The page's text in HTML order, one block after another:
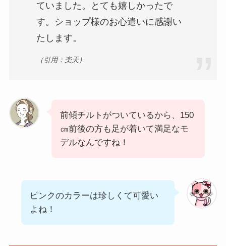
ていました。とても嬉しかったで
す。ショップ様のお心遣いに感謝い
たします。
（引用：楽天）
前傾チルトがついているから、150
㎝前後の方も足が着いて満足なモ
デルなんですね！
ピンクのカラーは珍しくて可愛い
よね！